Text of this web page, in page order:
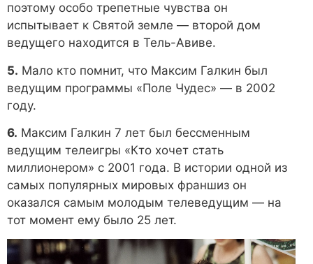
поэтому особо трепетные чувства он
испытывает к Святой земле — второй дом
ведущего находится в Тель-Авиве.
5. Мало кто помнит, что Максим Галкин был
ведущим программы «Поле Чудес» — в 2002
году.
6. Максим Галкин 7 лет был бессменным
ведущим телеигры «Кто хочет стать
миллионером» с 2001 года. В истории одной из
самых популярных мировых франшиз он
оказался самым молодым телеведущим — на
тот момент ему было 25 лет.